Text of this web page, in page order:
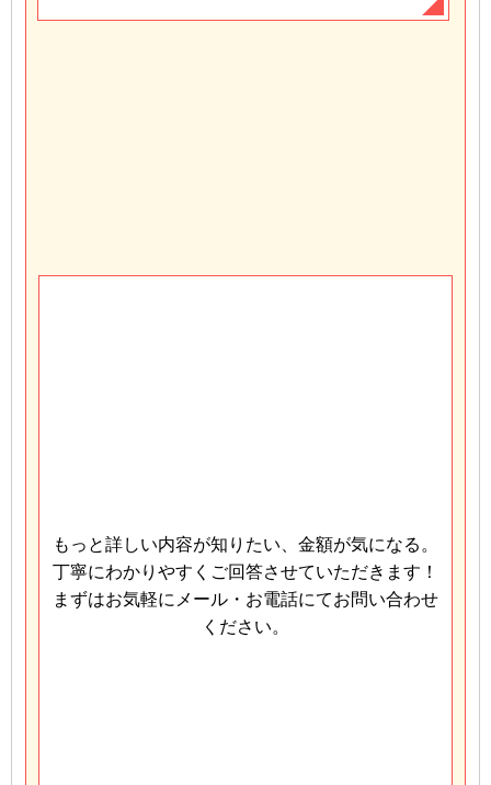
もっと詳しい内容が知りたい、金額が気になる。
丁寧にわかりやすくご回答させていただきます！
まずはお気軽にメール・お電話にてお問い合わせ
ください。